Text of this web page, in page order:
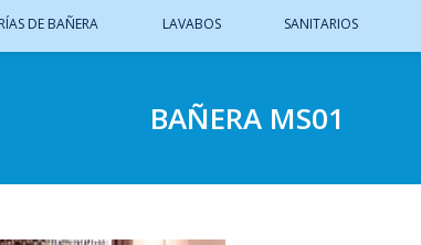
DE BAÑERA LAVABOS SANITARIOS
BAÑERA MS01